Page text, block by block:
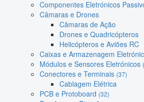
Componentes Eletrónicos
Câmaras e Drones
Câmaras de Ação
Drones e Quadricópteros
Helicópteros e Aviões RC
Caixas e Armazenagem
Módulos e Sensores Eletrónicos
Conectores e Terminais (37)
Cablagem Elétrica
PCB e Protoboard (32)